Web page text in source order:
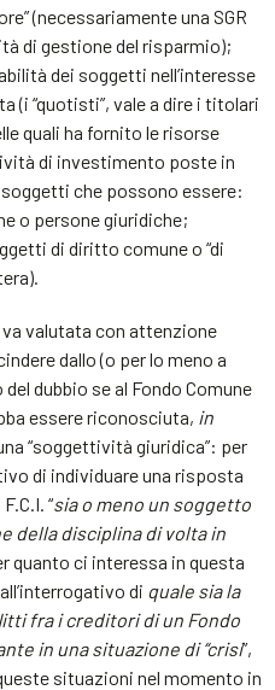
(necessariamente una SGR
di gestione del risparmio);
dei soggetti nell’interesse
(i “quotisti”, vale a dire i titolari
quali ha fornito le risorse
di investimento poste in
soggetti che possono essere:
o persone giuridiche;
di diritto comune o “di
valutata con attenzione
dallo (o per lo meno a
dubbio se al Fondo Comune
essere riconosciuta, in
“soggettività giuridica”: per
di individuare una risposta
“sia o meno un soggetto
della disciplina di volta in
quanto ci interessa in questa
di quale sia la
fra i creditori di un Fondo
in una situazione di “crisi”,
situazioni nel momento in